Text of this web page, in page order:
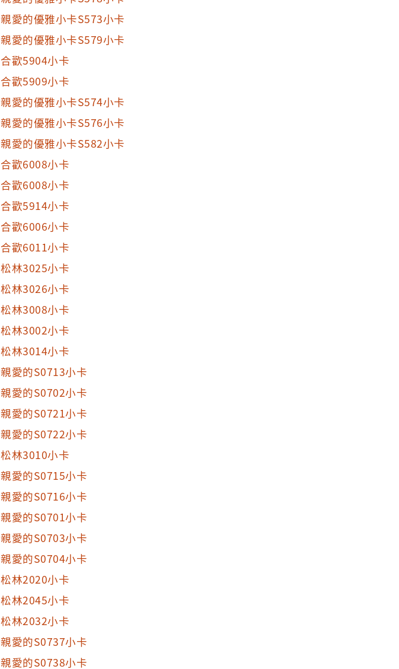
親愛的優雅小卡S573小卡
親愛的優雅小卡S579小卡
合歡5904小卡
合歡5909小卡
親愛的優雅小卡S574小卡
親愛的優雅小卡S576小卡
親愛的優雅小卡S582小卡
合歡6008小卡
合歡6008小卡
合歡5914小卡
合歡6006小卡
合歡6011小卡
松林3025小卡
松林3026小卡
松林3008小卡
松林3002小卡
松林3014小卡
親愛的S0713小卡
親愛的S0702小卡
親愛的S0721小卡
親愛的S0722小卡
松林3010小卡
親愛的S0715小卡
親愛的S0716小卡
親愛的S0701小卡
親愛的S0703小卡
親愛的S0704小卡
松林2020小卡
松林2045小卡
松林2032小卡
親愛的S0737小卡
親愛的S0738小卡